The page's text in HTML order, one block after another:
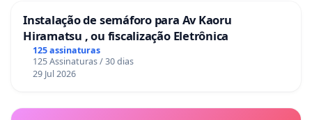
Instalação de semáforo para Av Kaoru
Hiramatsu , ou fiscalização Eletrônica
125 assinaturas
125 Assinaturas / 30 dias
29 Jul 2026